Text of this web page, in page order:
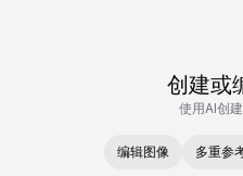
创建或
使用AI创
编辑图像 多重参